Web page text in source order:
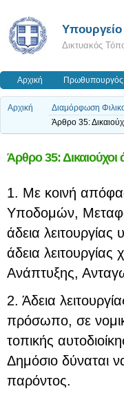
Δικτυακός
Αρχική Πρωθυπουργός
Αρχική
Διαμόρφωση
Άρθρο 35:
Άρθρο 35: Δικαιούχοι
1. Με κοινή
Υποδομών,
άδεια
άδεια
Ανάπτυξης,
2. Άδεια
πρόσωπο, σε
τοπικής
Δημόσιο δύναται
παρόντος.